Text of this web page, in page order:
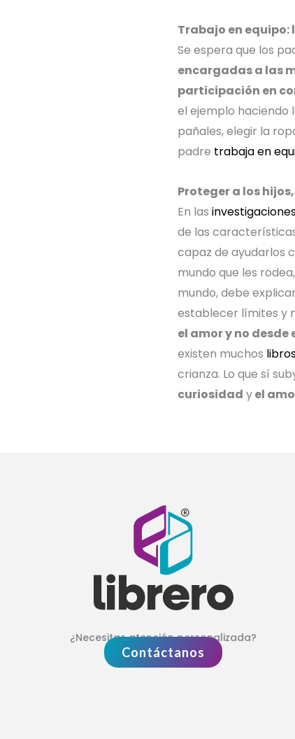
Trabajo en equipo:
Se espera que los
encargadas a las
participación en
el ejemplo haciendo
pañales, elegir la
padre trabaja en
Proteger a los
En las
de las
capaz de ayudarlos
mundo que les
mundo, debe
establecer límites y
el amor y no desde
existen muchos
crianza. Lo que sí
curiosidad yel
¿Necesitas atención personalizada?
Contáctanos